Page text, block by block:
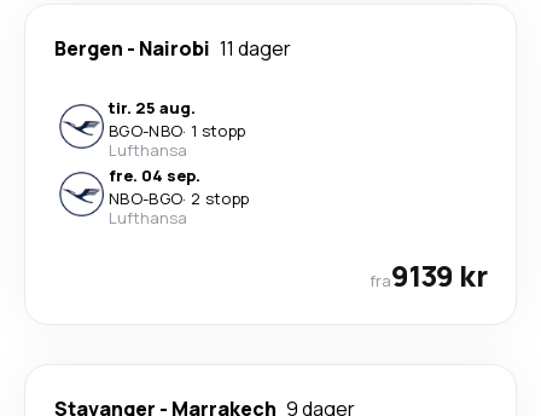
Bergen - Nairobi 11 dager
tir. 25 aug.
BGO-NBO· 1 stopp
Lufthansa
fre. 04 sep.
NBO-BGO· 2 stopp
Lufthansa
fra9139 kr
Stavanger - Marrakech 9 dager